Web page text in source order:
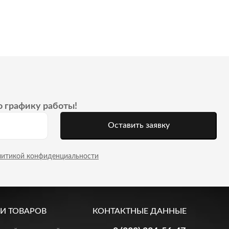
графику работы!
Оставить заявку
конфиденциальности
ТОВАРОВ КОНТАКТНЫЕ ДАННЫЕ